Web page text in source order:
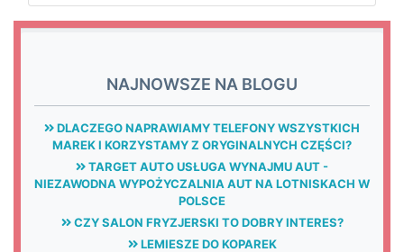
NAJNOWSZE NA BLOGU
DLACZEGO NAPRAWIAMY TELEFONY WSZYSTKICH
MAREK I KORZYSTAMY Z ORYGINALNYCH CZĘŚCI?
TARGET AUTO USŁUGA WYNAJMU AUT -
NIEZAWODNA WYPOŻYCZALNIA AUT NA LOTNISKACH W
POLSCE
CZY SALON FRYZJERSKI TO DOBRY INTERES?
LEMIESZE DO KOPAREK